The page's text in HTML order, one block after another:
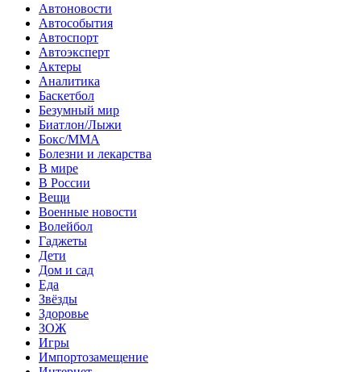
Автоновости
Автособытия
Автоспорт
Автоэксперт
Актеры
Аналитика
Баскетбол
Безумный мир
Биатлон/Лыжи
Бокс/MMA
Болезни и лекарства
В мире
В России
Вещи
Военные новости
Волейбол
Гаджеты
Дети
Дом и сад
Еда
Звёзды
Здоровье
ЗОЖ
Игры
Импортозамещение